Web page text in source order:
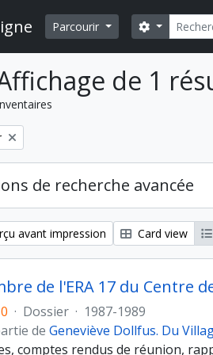
Parcourir Search
de 1
filter:
de recherche avancée
avant impression Card view
de l'ERA 17 du Centre
· Dossier · 1987-1989
de Geneviève Dollfus. Du
comptes rendus de réunion,